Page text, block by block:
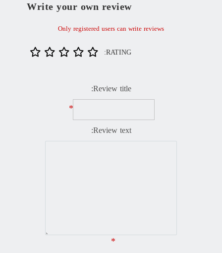
Write your own review
Only registered users can write reviews
RATING:
Review title:
*
Review text:
*